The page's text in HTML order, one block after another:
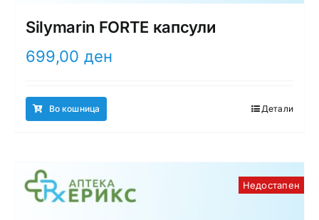
Silymarin FORTE капсули
699,00 ден
Во кошница Детали
Недостапен